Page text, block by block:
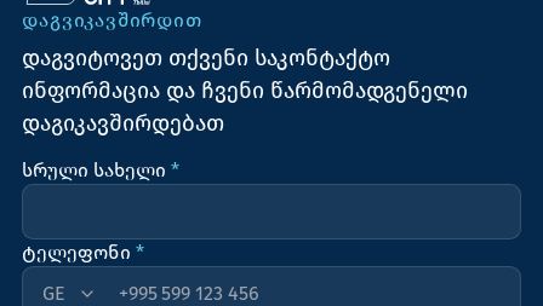
ᲓᲐᲒᲕᲘᲙᲐᲕᲨᲘᲠᲓᲘᲗ
დაგვიტოვეთ თქვენი საკონტაქტო
ინფორმაცია და ჩვენი წარმომადგენელი
დაგიკავშირდებათ
სრული სახელი*
ტელეფონი *
+995